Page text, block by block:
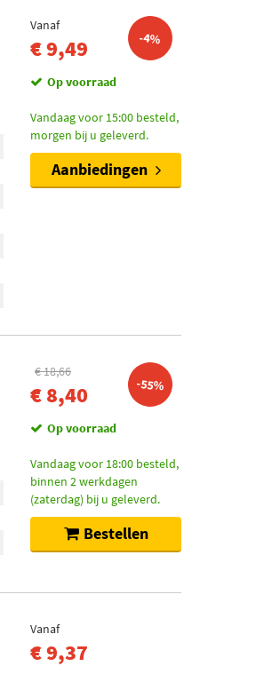
Vanaf
€ 9,49 -4%
Op voorraad
Vandaag voor 15:00 besteld,
morgen bij u geleverd.
Aanbiedingen
€ 18,66
€ 8,40 -55%
Op voorraad
Vandaag voor 18:00 besteld,
binnen 2 werkdagen
(zaterdag) bij u geleverd.
Bestellen
Vanaf
€ 9,37